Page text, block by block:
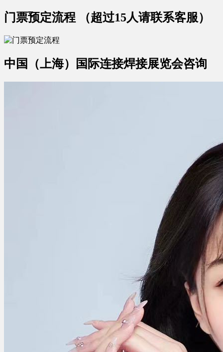
门票预定流程 （超过15人请联系客服）
中国（上海）国际连接焊接展览会咨询